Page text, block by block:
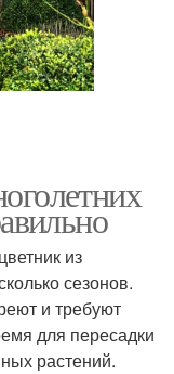
из
сезонов.
и требуют
для пересадки
растений.